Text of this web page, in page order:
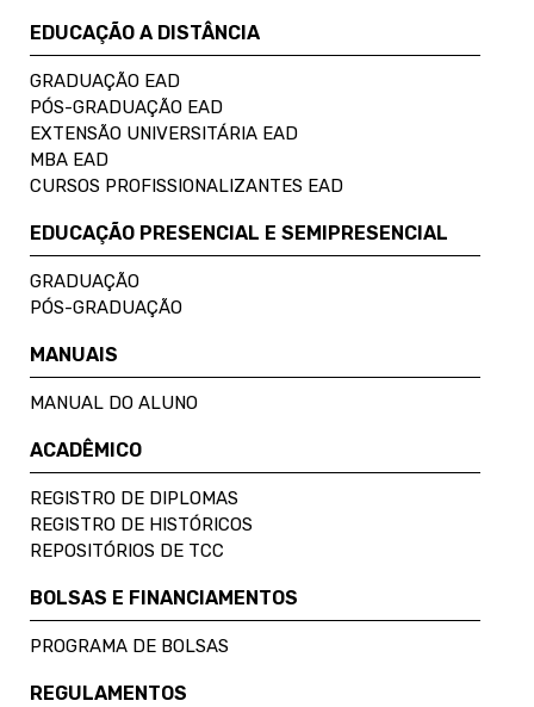
EDUCAÇÃO A DISTÂNCIA
GRADUAÇÃO EAD
PÓS-GRADUAÇÃO EAD
EXTENSÃO UNIVERSITÁRIA EAD
MBA EAD
CURSOS PROFISSIONALIZANTES EAD
EDUCAÇÃO PRESENCIAL E SEMIPRESENCIAL
GRADUAÇÃO
PÓS-GRADUAÇÃO
MANUAIS
MANUAL DO ALUNO
ACADÊMICO
REGISTRO DE DIPLOMAS
REGISTRO DE HISTÓRICOS
REPOSITÓRIOS DE TCC
BOLSAS E FINANCIAMENTOS
PROGRAMA DE BOLSAS
REGULAMENTOS